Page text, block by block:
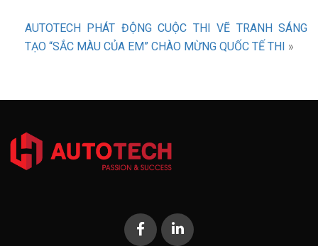
AUTOTECH PHÁT ĐỘNG CUỘC THI VẼ TRANH SÁNG
TẠO “SẮC MÀU CỦA EM” CHÀO MỪNG QUỐC TẾ THI
»